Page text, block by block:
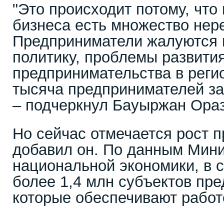
"Это происходит потому,
бизнеса есть множество
Предприниматели жалуются
политику, проблемы
предпринимательства в
тысяча предпринимателей
– подчеркнул Бауыржан
Но сейчас отмечается рост
добавил он. По данным
национальной экономики, в
более 1,4 млн субъектов
которые обеспечивают